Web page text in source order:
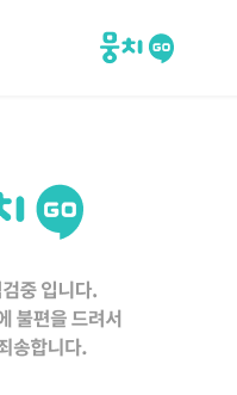
뭉치고